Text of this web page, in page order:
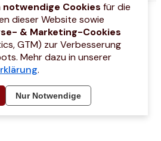
Joyce Hübner | All Rights Reserved
notwendige Cookies für die
dieser Website sowie
& Marketing-Cookies
GTM) zur Verbesserung
Mehr dazu in unserer
.
Nur Notwendige